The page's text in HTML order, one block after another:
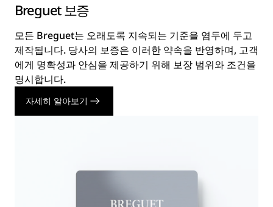
Breguet 보증
모든 Breguet는 오래도록 지속되는 기준을 염두에 두고
제작됩니다. 당사의 보증은 이러한 약속을 반영하며, 고객
에게 명확성과 안심을 제공하기 위해 보장 범위와 조건을
명시합니다.
자세히 알아보기